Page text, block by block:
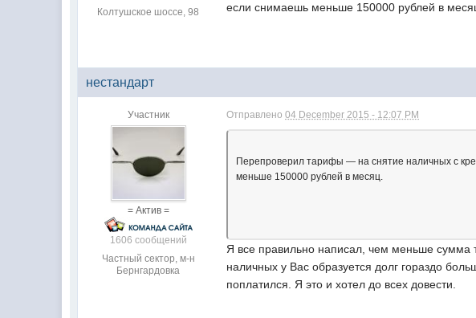
Колтушское шоссе, 98
если снимаешь меньше 150000 рублей в
нестандарт
Участник
= Актив =
1606 сообщений
Частный сектор, м-н
Бернгардовка
Отправлено04 December 2015 - 12:07 PM
Перепроверил тарифы — на снятие наличных с
меньше 150000 рублей в месяц.
Я все правильно написал, чем меньше сумма
наличных у Вас образуется долг гораздо
поплатился. Я это и хотел до всех довести.